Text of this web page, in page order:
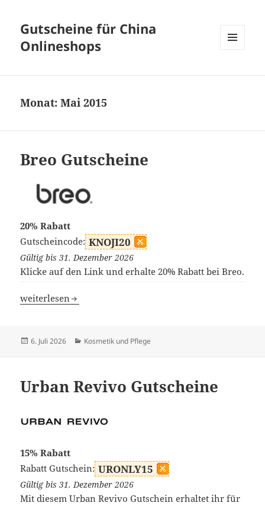
Gutscheine für China
Onlineshops
Monat:Mai 2015
Breo Gutscheine
20% Rabatt
Gutscheincode: KNOJI20
Gültig bis 31. Dezember 2026
Klicke auf den Link und erhalte 20% Rabatt bei Breo.
Breo Gutscheine
weiterlesen
Veröffentlicht
6. Juli 2026 Kategorien
Kosmetik und Pflege
Urban Revivo Gutscheine
15% Rabatt
Rabatt Gutschein: URONLY15
Gültig bis 31. Dezember 2026
Mit diesem Urban Revivo Gutschein erhaltet ihr für